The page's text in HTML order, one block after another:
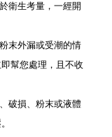
衛生考量，一經開
末外漏或受潮的情
幫您處理，且不收
破損、粉末或液體